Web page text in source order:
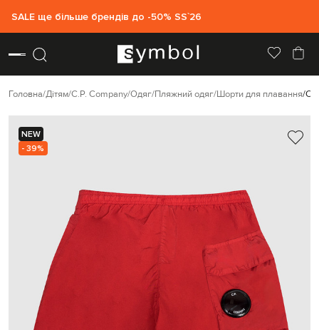
SALE ще більше брендів до -50% SS`26
Головна Дітям C.P. Company Одяг Пляжний одяг Шорти для плавання
NEW
- 39%